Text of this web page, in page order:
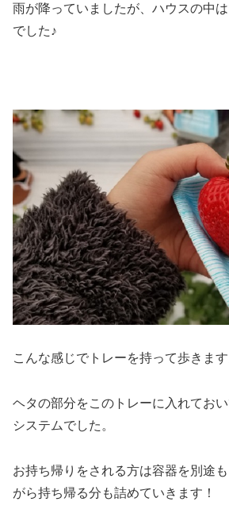
雨が降っていましたが、ハウスの中
でした♪
こんな感じでトレーを持って歩きます
ヘタの部分をこのトレーに入れてお
システムでした。
お持ち帰りをされる方は容器を別途
がら持ち帰る分も詰めていきます！